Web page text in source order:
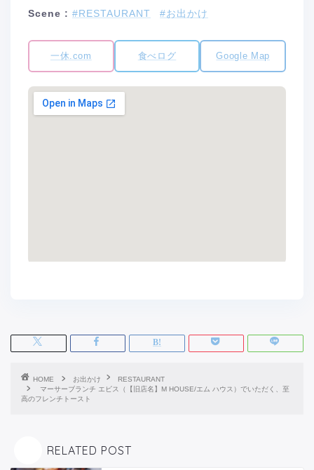
Scene : #RESTAURANT #お出かけ
一休.com 食べログ Google Map
HOME お出かけ
RESTAURANT
マーサーブランチ エビス（【旧店名】M HOUSE/エム ハウス）でいただく、至
高のフレンチトースト
RELATED POST